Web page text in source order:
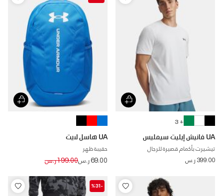
+ 3
UA فانيش إيليت سيمليس
تيشيرت بأكمام قصيرة للرجال
399.00 ر.س
UA هاسل لايت
حقيبة ظهر
69.00 ر.س Price reduced from
199.00 ر.س to
-%31